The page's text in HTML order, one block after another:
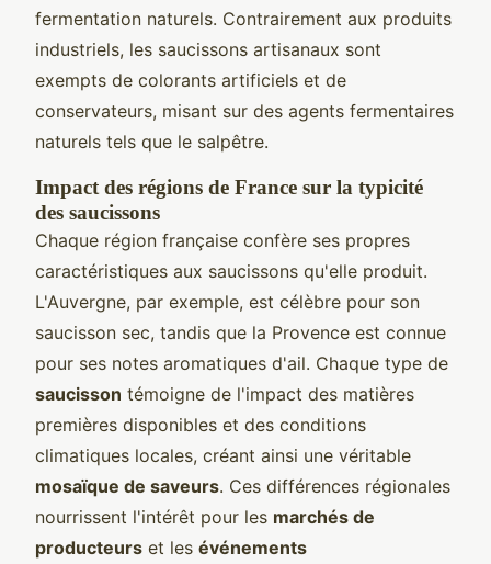
fermentation naturels. Contrairement aux produits
industriels, les saucissons artisanaux sont
exempts de colorants artificiels et de
conservateurs, misant sur des agents fermentaires
naturels tels que le salpêtre.
Impact des régions de France sur la typicité
des saucissons
Chaque région française confère ses propres
caractéristiques aux saucissons qu'elle produit.
L'Auvergne, par exemple, est célèbre pour son
saucisson sec, tandis que la Provence est connue
pour ses notes aromatiques d'ail. Chaque type de
saucisson témoigne de l'impact des matières
premières disponibles et des conditions
climatiques locales, créant ainsi une véritable
mosaïque de saveurs. Ces différences régionales
nourrissent l'intérêt pour les marchés de
producteurs et les événements